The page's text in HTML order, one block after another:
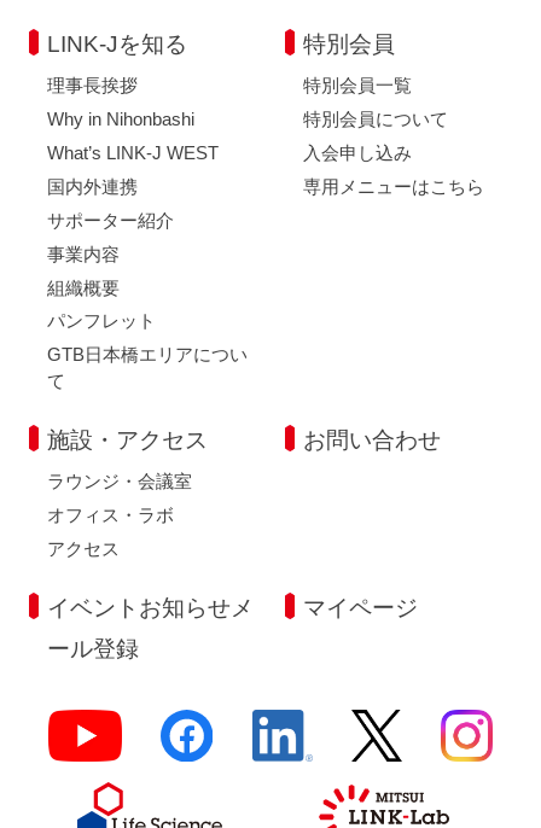
LINK-Jを知る
理事長挨拶
Why in Nihonbashi
What’s LINK-J WEST
国内外連携
サポーター紹介
事業内容
組織概要
パンフレット
GTB日本橋エリアについ
て
特別会員
特別会員一覧
特別会員について
入会申し込み
専用メニューはこちら
施設・アクセス
ラウンジ・会議室
オフィス・ラボ
アクセス
お問い合わせ
イベントお知らせメ
ール登録
マイページ